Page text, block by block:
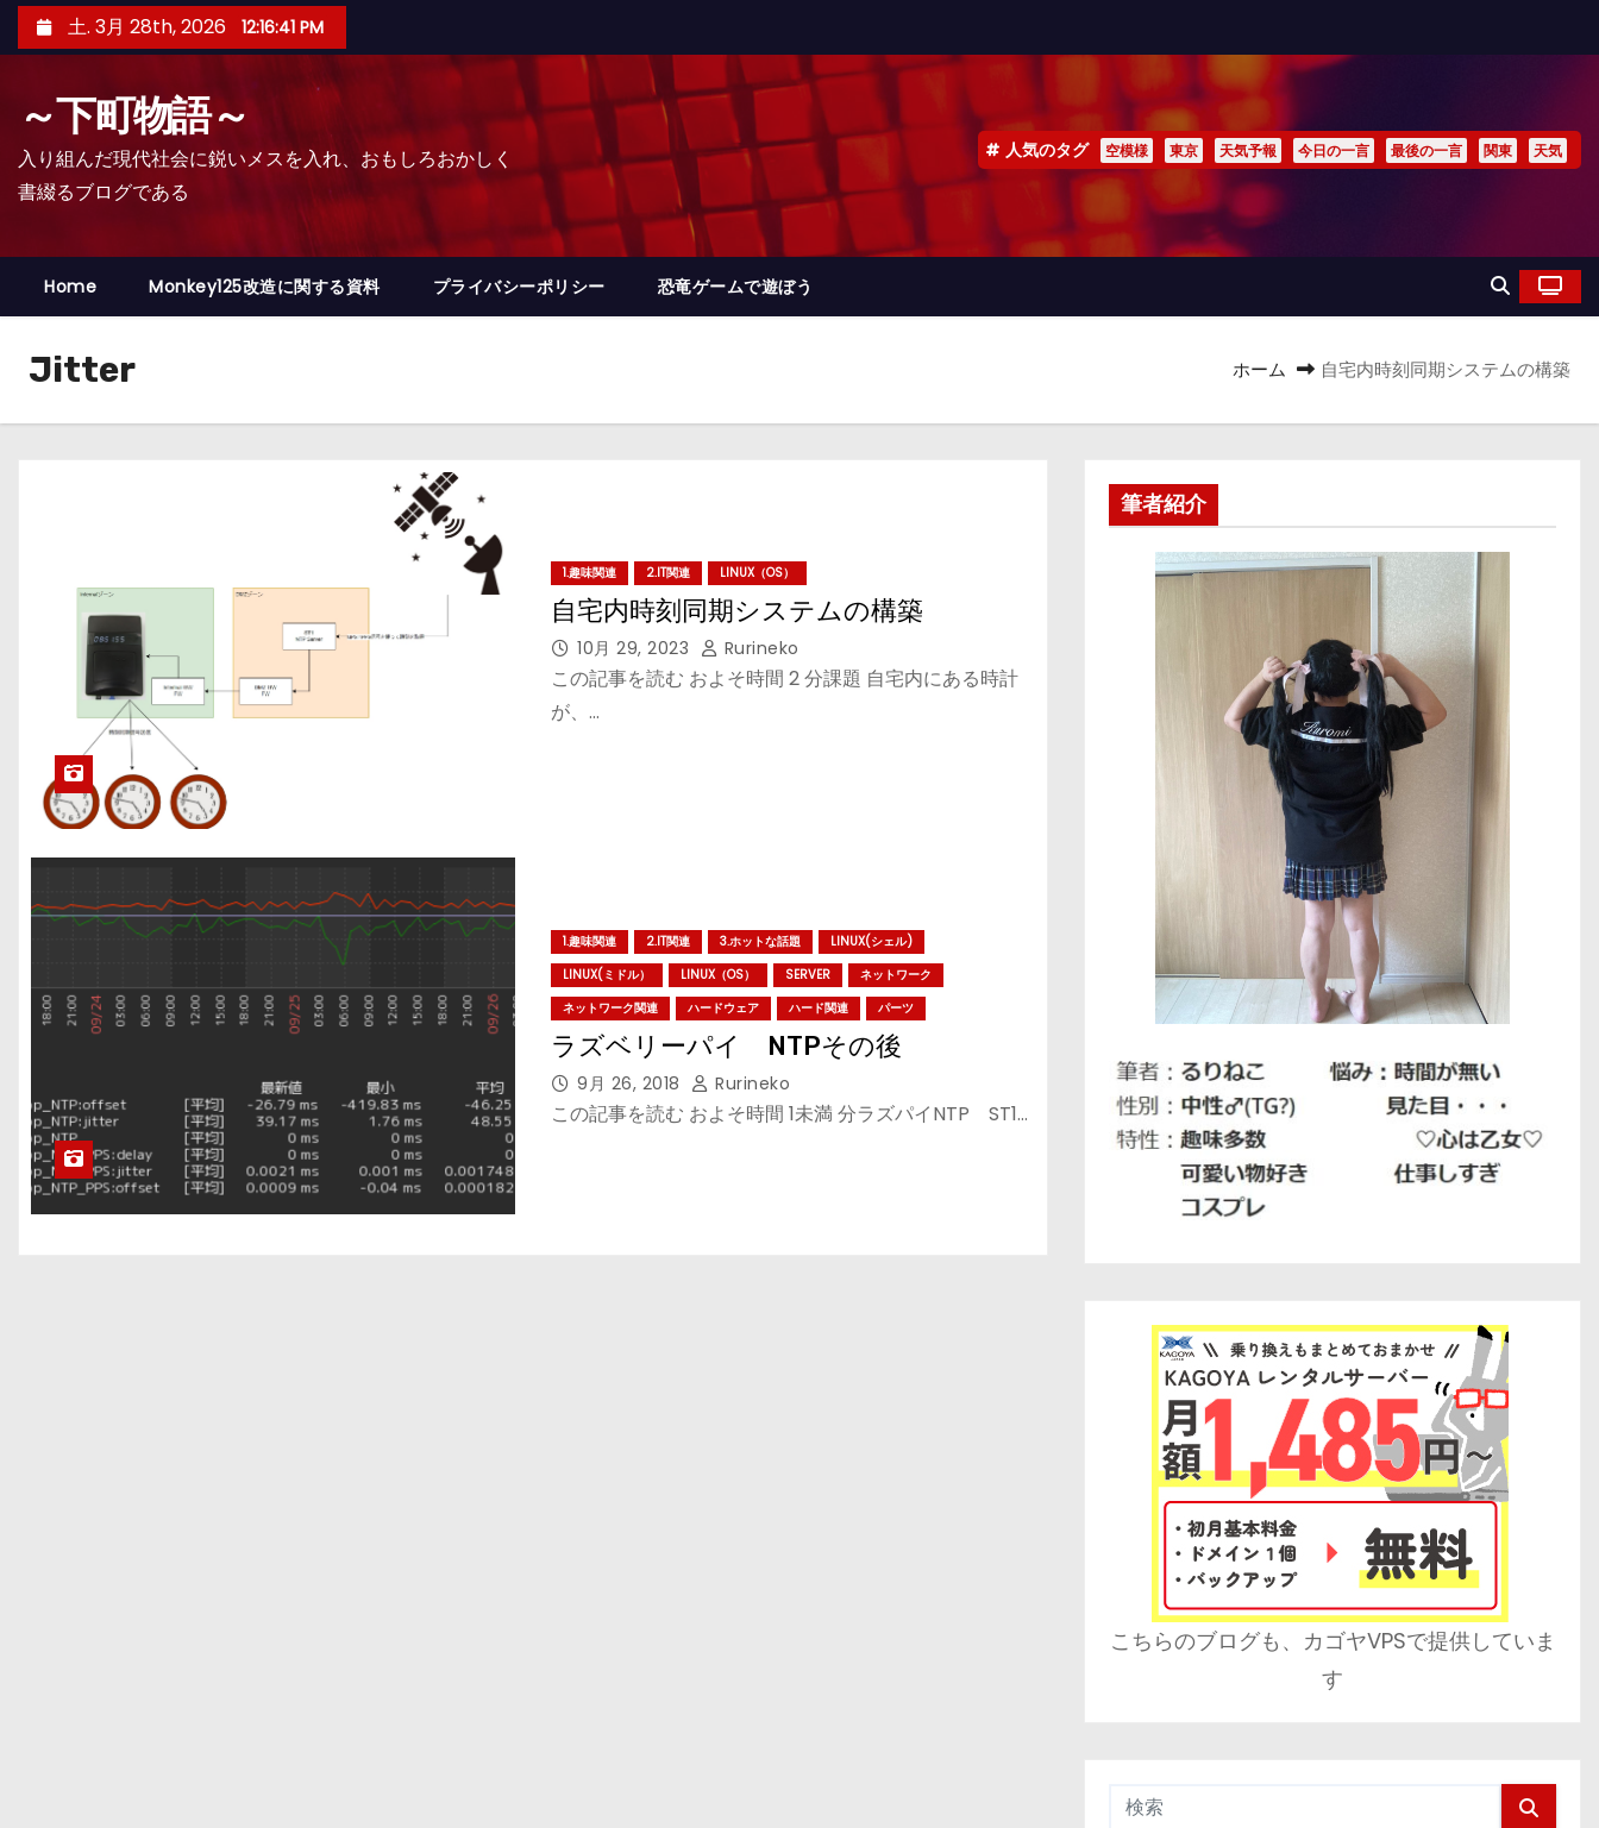
ン
プ
土. 3月 28th, 2026 12:16:42 PM
～下町物語～
入り組んだ現代社会に鋭いメスを入れ、おもしろおかしく
書綴るブログである
人気のタグ 空模様 東京 天気予報 今日の一言 最後の一言 関東 天気
Home Monkey125改造に関する資料 プライバシーポリシー 恐竜ゲームで遊ぼう
Jitter ホーム 自宅内時刻同期システムの構築
1.趣味関連 2.IT関連 LINUX（OS）
自宅内時刻同期システムの構築
10月 29, 2023 Rurineko
この記事を読む およそ時間 2 分課題 自宅内にある時計
が、…
1.趣味関連 2.IT関連 3.ホットな話題
LINUX(シェル)
LINUX(ミドル）
LINUX（OS） SERVER
ネットワーク
ネットワーク関連
ハードウェア ハード関連 パーツ
ラズベリーパイ NTPその後
9月 26, 2018 Rurineko
この記事を読む およそ時間 1未満 分ラズパイNTP ST1…
筆者紹介
こちらのブログも、カゴヤVPSで提供していま
す